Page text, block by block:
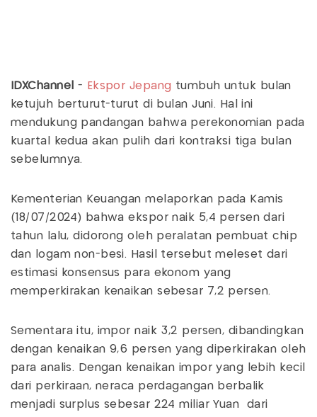
IDXChannel - Ekspor Jepang tumbuh untuk bulan
ketujuh berturut-turut di bulan Juni. Hal ini
mendukung pandangan bahwa perekonomian pada
kuartal kedua akan pulih dari kontraksi tiga bulan
sebelumnya.
Kementerian Keuangan melaporkan pada Kamis
(18/07/2024) bahwa ekspor naik 5,4 persen dari
tahun lalu, didorong oleh peralatan pembuat chip
dan logam non-besi. Hasil tersebut meleset dari
estimasi konsensus para ekonom yang
memperkirakan kenaikan sebesar 7,2 persen.
Sementara itu, impor naik 3,2 persen, dibandingkan
dengan kenaikan 9,6 persen yang diperkirakan oleh
para analis. Dengan kenaikan impor yang lebih kecil
dari perkiraan, neraca perdagangan berbalik
menjadi surplus sebesar 224 miliar Yuan dari